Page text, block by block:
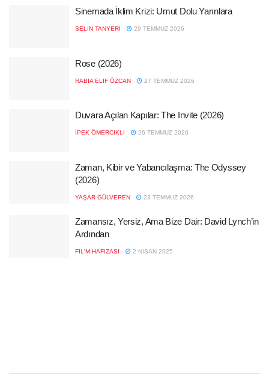
Sinemada İklim Krizi: Umut Dolu Yarınlara
SELIN TANYERI 29 TEMMUZ 2026
Rose (2026)
RABIA ELIF ÖZCAN 27 TEMMUZ 2026
Duvara Açılan Kapılar: The Invite (2026)
İPEK ÖMERCIKLI 26 TEMMUZ 2026
Zaman, Kibir ve Yabancılaşma: The Odyssey
(2026)
YAŞAR GÜLVEREN 23 TEMMUZ 2026
Zamansız, Yersiz, Ama Bize Dair: David Lynch’in
Ardından
FIL'M HAFIZASI 2 NISAN 2025